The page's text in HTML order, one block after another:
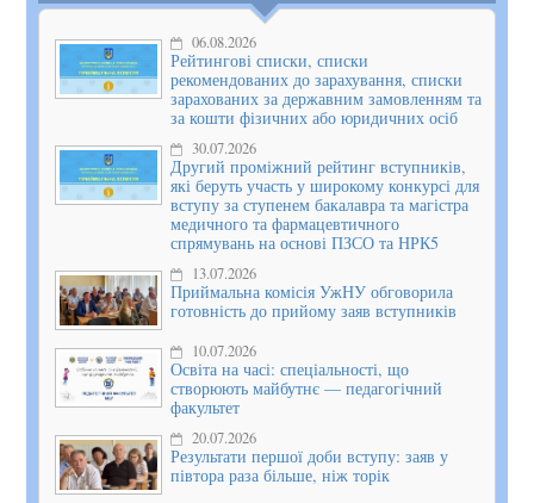
06.08.2026
Рейтингові списки, списки
рекомендованих до зарахування, списки
зарахованих за державним замовленням та
за кошти фізичних або юридичних осіб
30.07.2026
Другий проміжний рейтинг вступників,
які беруть участь у широкому конкурсі для
вступу за ступенем бакалавра та магістра
медичного та фармацевтичного
спрямувань на основі ПЗСО та НРК5
13.07.2026
Приймальна комісія УжНУ обговорила
готовність до прийому заяв вступників
10.07.2026
Освіта на часі: спеціальності, що
створюють майбутнє — педагогічний
факультет
20.07.2026
Результати першої доби вступу: заяв у
півтора раза більше, ніж торік